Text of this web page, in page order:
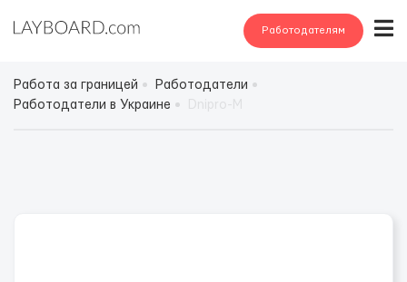
Работодателям
Работа за границей
Работодатели
Работодатели в Украине